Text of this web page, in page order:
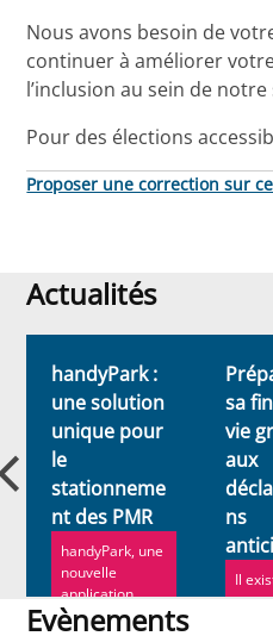
Nous avons besoin de
continuer à améliorer
l’inclusion au sein de notre
Pour des élections
Proposer une correction sur
Actualités
Actualités
handyPark :
une solution
unique pour
le
stationneme
nt des PMR
handyPark, une
nouvelle
application
mobile, vous
sa
vie
aux
ns
Il
Evènements